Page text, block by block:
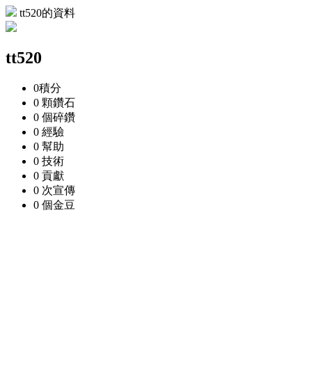
tt520的資料
tt520
0積分
0 顆鑽石
0 個碎鑽
0 經驗
0 幫助
0 技術
0 貢獻
0 次宣傳
0 個金豆